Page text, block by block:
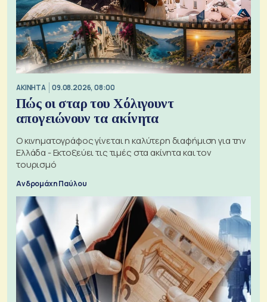
ΑΚΙΝΗΤΑ 09.08.2026, 08:00
Πώς οι σταρ του Χόλιγουντ
απογειώνουν τα ακίνητα
Ο κινηματογράφος γίνεται η καλύτερη διαφήμιση για την
Ελλάδα - Εκτοξεύει τις τιμές στα ακίνητα και τον
τουρισμό
Ανδρομάχη Παύλου